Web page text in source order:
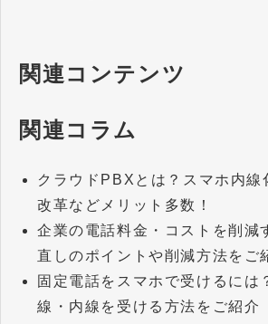
関連コンテンツ
関連コラム
クラウドPBXとは？スマホ内線
改革などメリット多数！
企業の電話料金・コストを削減
直しのポイントや削減方法をご
固定電話をスマホで受けるには
線・内線を受ける方法をご紹介